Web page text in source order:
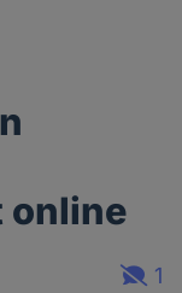
online
1